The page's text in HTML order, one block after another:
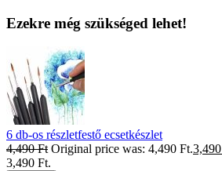
Ezekre még szükséged lehet!
6 db-os részletfestő ecsetkészlet
4,490Ft Original price was: 4,490 Ft.3,490
3,490 Ft.